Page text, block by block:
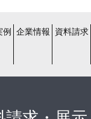
例 企業情報 資料請求